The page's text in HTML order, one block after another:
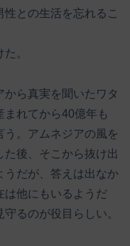
との生活を忘れるこ
。
ら真実を聞いたワタ
れてから40億年も
。アムネジアの風を
後、そこから抜け出
うだが、答えは出なか
は他にもいるようだ
るのが役目らしい。